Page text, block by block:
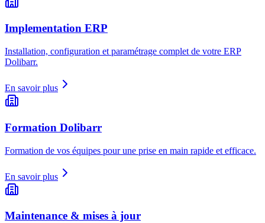
Implementation ERP
Installation, configuration et paramétrage complet de votre ERP
Dolibarr.
En savoir plus
Formation Dolibarr
Formation de vos équipes pour une prise en main rapide et efficace.
En savoir plus
Maintenance & mises à jour